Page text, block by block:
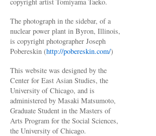
The photograph in the sidebar, of a
nuclear power plant in Byron, Illinois,
is copyright photographer Joseph
Pobereskin (http://pobereskin.com/)
This website was designed by the
Center for East Asian Studies, the
University of Chicago, and is
administered by Masaki Matsumoto,
Graduate Student in the Masters of
Arts Program for the Social Sciences,
the University of Chicago.